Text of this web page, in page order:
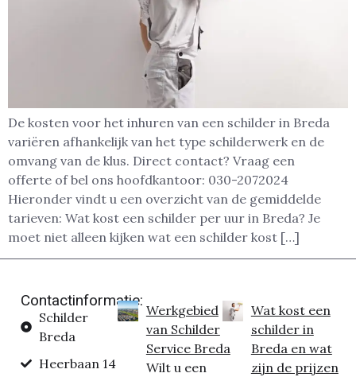
De kosten voor het inhuren van een schilder in Breda
variëren afhankelijk van het type schilderwerk en de
omvang van de klus. Direct contact? Vraag een
offerte of bel ons hoofdkantoor: 030-2072024
Hieronder vindt u een overzicht van de gemiddelde
tarieven: Wat kost een schilder per uur in Breda? Je
moet niet alleen kijken wat een schilder kost […]
Contactinformatie:
Schilder
Breda
Heerbaan 14
Werkgebied
van Schilder
Service Breda
Wilt u een
Wat kost een
schilder in
Breda en wat
zijn de prijzen